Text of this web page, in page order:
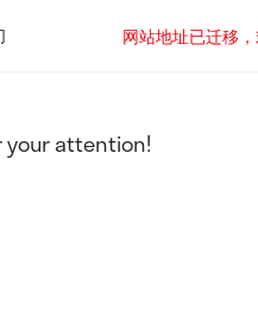
网站地址已迁移
your attention!